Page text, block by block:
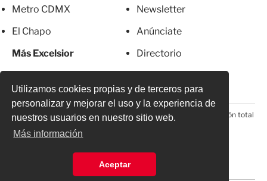
Utilizamos cookies propias y de terceros para
personalizar y mejorar el uso y la experiencia de
nuestros usuarios en nuestro sitio web.
Más información
Aceptar
Metro CDMX
El Chapo
Más Excelsior
Newsletter
Anúnciate
Directorio
© 2026 Todos los derechos reservados. Prohibida la reproducción total
o parcial, incluyendo cualquier medio electrónico*